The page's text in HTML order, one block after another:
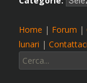
Home | Forum |
lunari | Contattaci
Cerca: